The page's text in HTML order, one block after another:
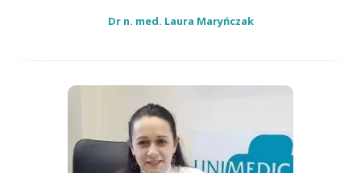
Dr n. med. Laura Maryńczak